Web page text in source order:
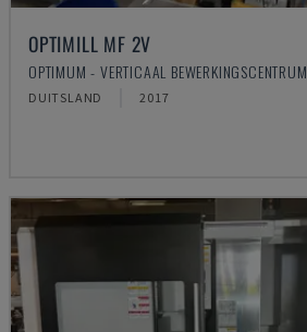
OPTIMILL MF 2V
OPTIMUM - VERTICAAL BEWERKINGSCENTRUM
DUITSLAND 2017